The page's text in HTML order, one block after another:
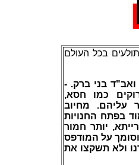
בכל העולם
בני ברק. -
כמו חסא,
עליהם. מחיוב
בפתח החנויות
יותר חמור
על המודפס
ולא תשקצו את